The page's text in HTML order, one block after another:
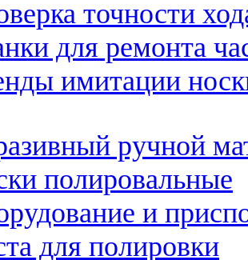
точности
для ремонта
имитации
ручной
полировальные
и
для полировки